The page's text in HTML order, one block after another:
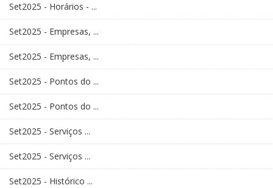
Set2025 - Horários - ...
Set2025 - Empresas, ...
Set2025 - Empresas, ...
Set2025 - Pontos do ...
Set2025 - Pontos do ...
Set2025 - Serviços ...
Set2025 - Serviços ...
Set2025 - Histórico ...